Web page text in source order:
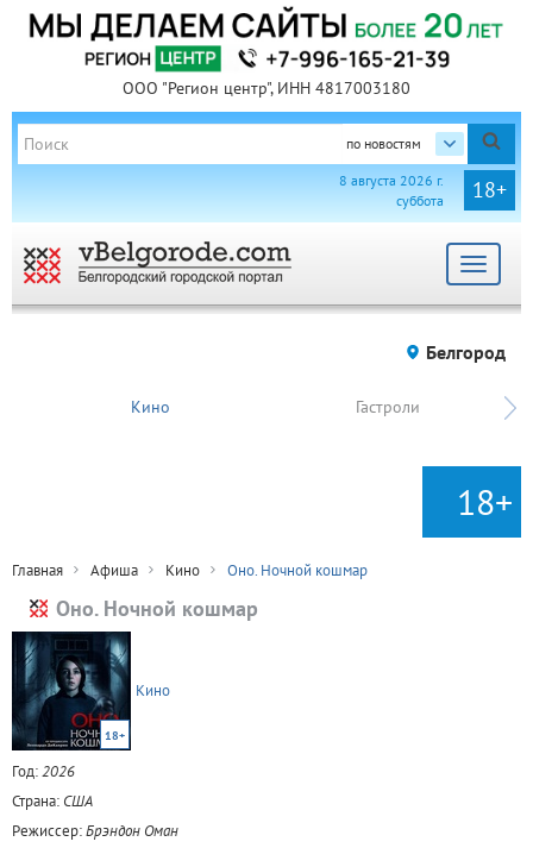
ООО "Регион центр", ИНН 4817003180
по новостям
18+
8 августа 2026 г.
суббота
Toggle
Белгород
Кино Гастроли
18+
Главная Афиша Кино Оно. Ночной кошмар
Оно. Ночной кошмар
18+
Кино
Год:2026
Страна: США
Режиссер:Брэндон Оман